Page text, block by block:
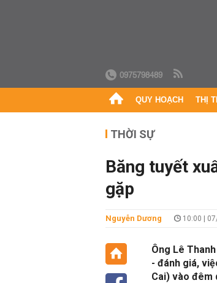
0975798489
QUY HOẠCH THỊ
THỜI SỰ
Băng tuyết
gặp
Nguyễn Dương 10:00 |
Ông Lê
- đánh giá,
Cai) vào đêm